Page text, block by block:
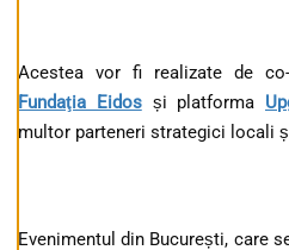
Acestea vor fi realizate de
Fundaţia Eidosși platforma
multor parteneri strategici locali
Evenimentul din București, care